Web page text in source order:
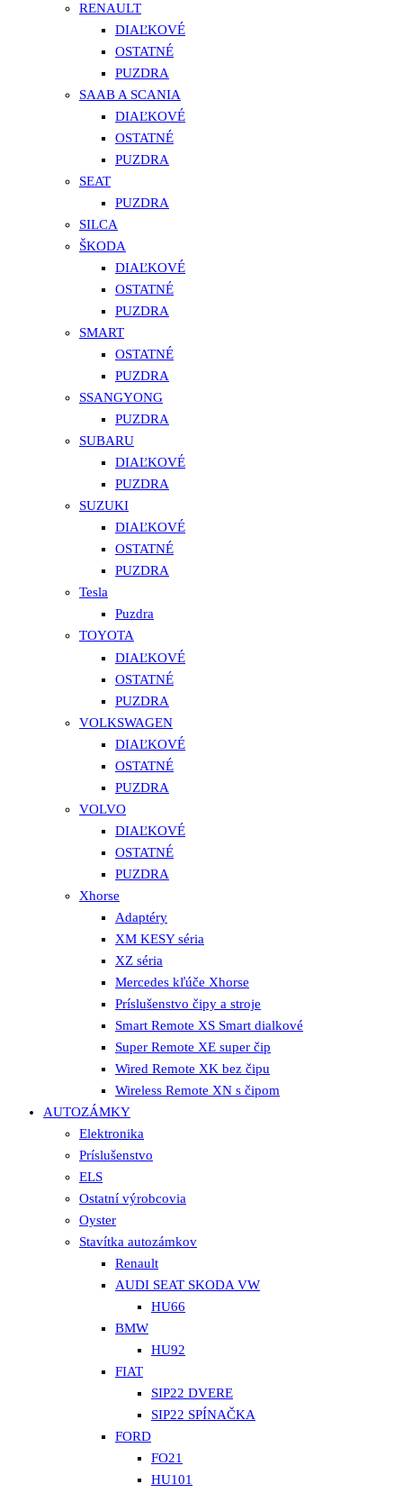
RENAULT
DIAĽKOVÉ
OSTATNÉ
PUZDRA
SAAB A SCANIA
DIAĽKOVÉ
OSTATNÉ
PUZDRA
SEAT
PUZDRA
SILCA
ŠKODA
DIAĽKOVÉ
OSTATNÉ
PUZDRA
SMART
OSTATNÉ
PUZDRA
SSANGYONG
PUZDRA
SUBARU
DIAĽKOVÉ
PUZDRA
SUZUKI
DIAĽKOVÉ
OSTATNÉ
PUZDRA
Tesla
Puzdra
TOYOTA
DIAĽKOVÉ
OSTATNÉ
PUZDRA
VOLKSWAGEN
DIAĽKOVÉ
OSTATNÉ
PUZDRA
VOLVO
DIAĽKOVÉ
OSTATNÉ
PUZDRA
Xhorse
Adaptéry
XM KESY séria
XZ séria
Mercedes kľúče Xhorse
Príslušenstvo čipy a stroje
Smart Remote XS Smart dialkové
Super Remote XE super čip
Wired Remote XK bez čipu
Wireless Remote XN s čipom
AUTOZÁMKY
Elektronika
Príslušenstvo
ELS
Ostatní výrobcovia
Oyster
Stavítka autozámkov
Renault
AUDI SEAT SKODA VW
HU66
BMW
HU92
FIAT
SIP22 DVERE
SIP22 SPÍNAČKA
FORD
FO21
HU101